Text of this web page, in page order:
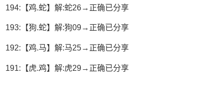
194:【鸡.蛇】解:蛇26→正确已分享
193:【狗.蛇】解:狗09→正确已分享
192:【鸡.马】解:马25→正确已分享
191:【虎.鸡】解:虎29→正确已分享